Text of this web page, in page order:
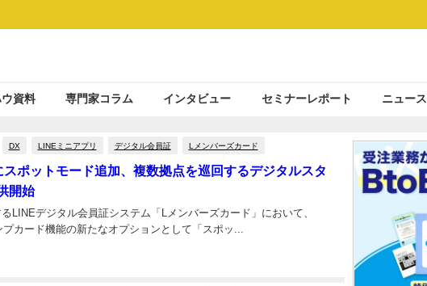
ウ資料 専門家コラム インタビュー セミナーレポート ニュース
DX LINEミニアプリ デジタル会員証 Lメンバーズカード
スポットモード追加、複数拠点を巡回するデジタルスタ
開始
LINEデジタル会員証システム「Lメンバーズカード」において、
カード機能の新たなオプションとして「スポッ...